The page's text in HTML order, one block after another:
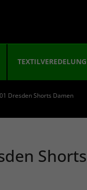
TEXTILVEREDELUNG
Dresden Shorts Damen